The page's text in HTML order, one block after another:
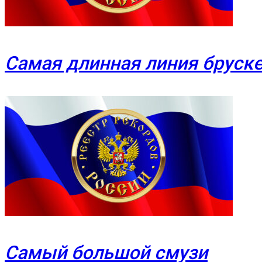
Самая длинная линия
Самый большой смузи